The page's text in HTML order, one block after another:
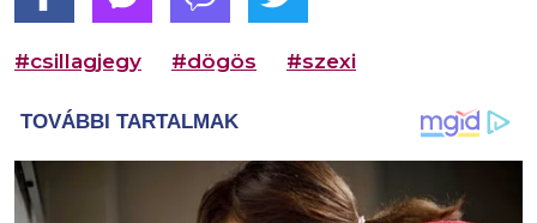
#csillagjegy #dögös #szexi